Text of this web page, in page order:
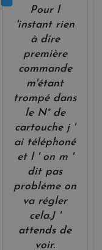
Pour l
'instant rien
à dire
première
commande
m'étant
trompé dans
le N° de
cartouche j '
ai téléphoné
et l ' on m '
dit pas
probléme on
va régler
cela.J '
attends de
voir.